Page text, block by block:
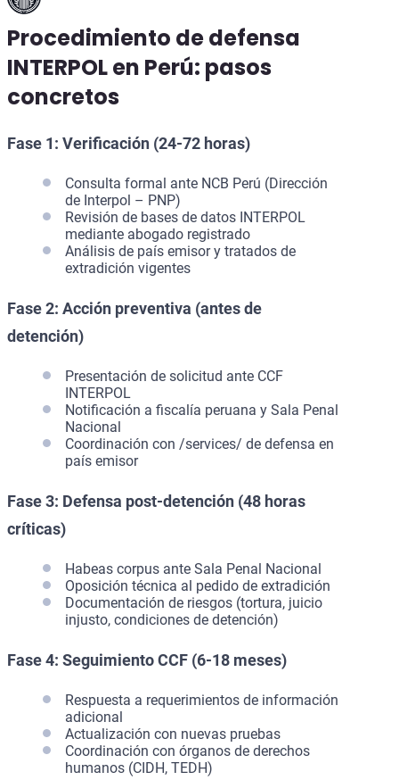
Procedimiento de defensa
INTERPOL en Perú: pasos
concretos
Fase 1: Verificación (24-72 horas)
Consulta formal ante NCB Perú (Dirección
de Interpol – PNP)
Revisión de bases de datos INTERPOL
mediante abogado registrado
Análisis de país emisor y tratados de
extradición vigentes
Fase 2: Acción preventiva (antes de
detención)
Presentación de solicitud ante CCF
INTERPOL
Notificación a fiscalía peruana y Sala Penal
Nacional
Coordinación con /services/ de defensa en
país emisor
Fase 3: Defensa post-detención (48 horas
críticas)
Habeas corpus ante Sala Penal Nacional
Oposición técnica al pedido de extradición
Documentación de riesgos (tortura, juicio
injusto, condiciones de detención)
Fase 4: Seguimiento CCF (6-18 meses)
Respuesta a requerimientos de información
adicional
Actualización con nuevas pruebas
Coordinación con órganos de derechos
humanos (CIDH, TEDH)